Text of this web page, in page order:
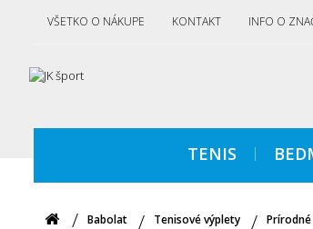
VŠETKO O NÁKUPE KONTAKT INFO O
TENIS
Babolat Tenisové výplety Prírodné